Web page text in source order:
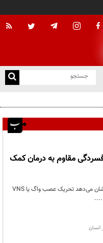
مقاوم به درمان کمک
نتایج یک مطالعه بزرگ در آمریکا روی ۴۹۳ بیمار نشان می‌دهد تحریک عصب واگ یا VNS
....
انسان